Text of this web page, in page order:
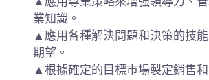
業知識。
▲應用各種解決問題和決策的技
期望。
▲根據確定的目標市場製定銷售